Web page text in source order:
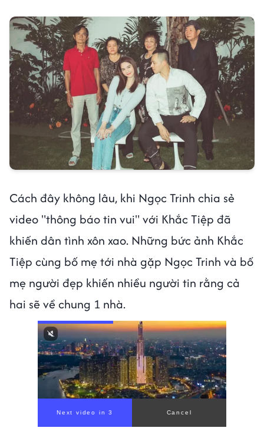
Cách đây không lâu, khi Ngọc Trinh chia sẻ
video "thông báo tin vui" với Khắc Tiệp đã
khiến dân tình xôn xao. Những bức ảnh Khắc
Tiệp cùng bố mẹ tới nhà gặp Ngọc Trinh và bố
mẹ người đẹp khiến nhiều người tin rằng cả
hai sẽ về chung 1 nhà.
Next video in 1 Cancel